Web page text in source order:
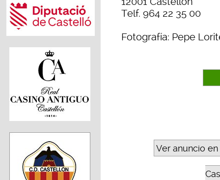
Telf. 964 22 35 00
Fotografía: Pepe
Ver anuncio